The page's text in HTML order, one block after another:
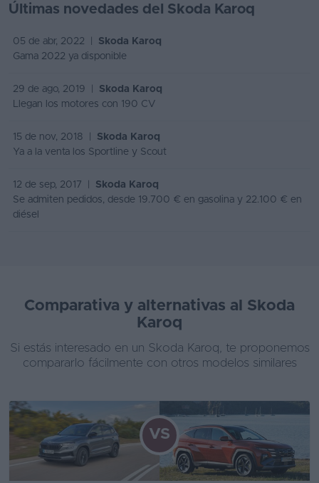
Últimas novedades del Skoda Karoq
05 de abr, 2022 | Skoda Karoq
Gama 2022 ya disponible
29 de ago, 2019 | Skoda Karoq
Llegan los motores con 190 CV
15 de nov, 2018 | Skoda Karoq
Ya a la venta los Sportline y Scout
12 de sep, 2017 | Skoda Karoq
Se admiten pedidos, desde 19.700 € en gasolina y 22.100 € en
diésel
Comparativa y alternativas al Skoda
Karoq
Si estás interesado en un Skoda Karoq, te proponemos
compararlo fácilmente con otros modelos similares
VS